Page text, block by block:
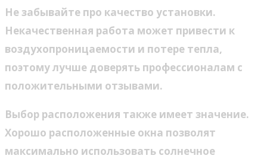
Не забывайте про качество установки.
Некачественная работа может привести к
воздухопроницаемости и потере тепла,
поэтому лучше доверять профессионалам с
положительными отзывами.
Выбор расположения также имеет значение.
Хорошо расположенные окна позволят
максимально использовать солнечное